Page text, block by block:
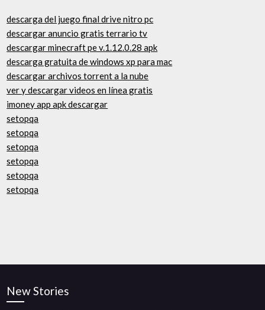
descarga del juego final drive nitro pc
descargar anuncio gratis terrario tv
descargar minecraft pe v.1.12.0.28 apk
descarga gratuita de windows xp para mac
descargar archivos torrent a la nube
ver y descargar videos en línea gratis
imoney app apk descargar
setopqa
setopqa
setopqa
setopqa
setopqa
setopqa
New Stories